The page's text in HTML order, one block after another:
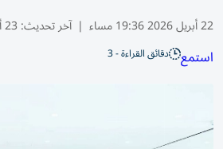
22 أبريل 2026 19:36 مساء | آخر تحديث: 23 أبريل 02:16 2026
استمع دقائق القراءة - 3